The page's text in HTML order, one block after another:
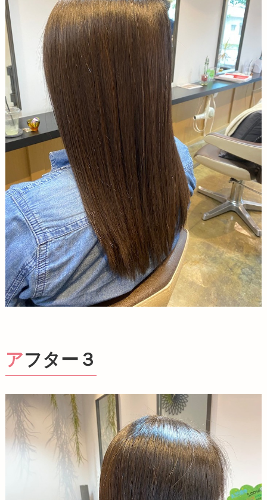
アフター３